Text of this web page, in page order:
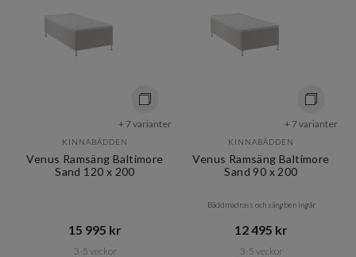
+ 7 varianter
KINNABÄDDEN
Venus Ramsäng Baltimore
Sand 120 x 200
15 995 kr​​
3-5 veckor
+ 7 varianter
KINNABÄDDEN
Venus Ramsäng Baltimore
Sand 90 x 200
Bäddmadrass och sängben ingår
12 495 kr​​
3-5 veckor